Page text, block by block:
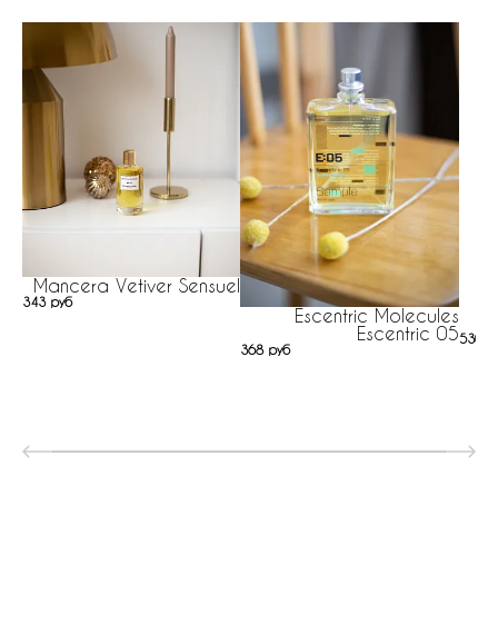
Mancera Vetiver Sensuel
343 руб
Escentric Molecules
Escentric 05
368 руб
530